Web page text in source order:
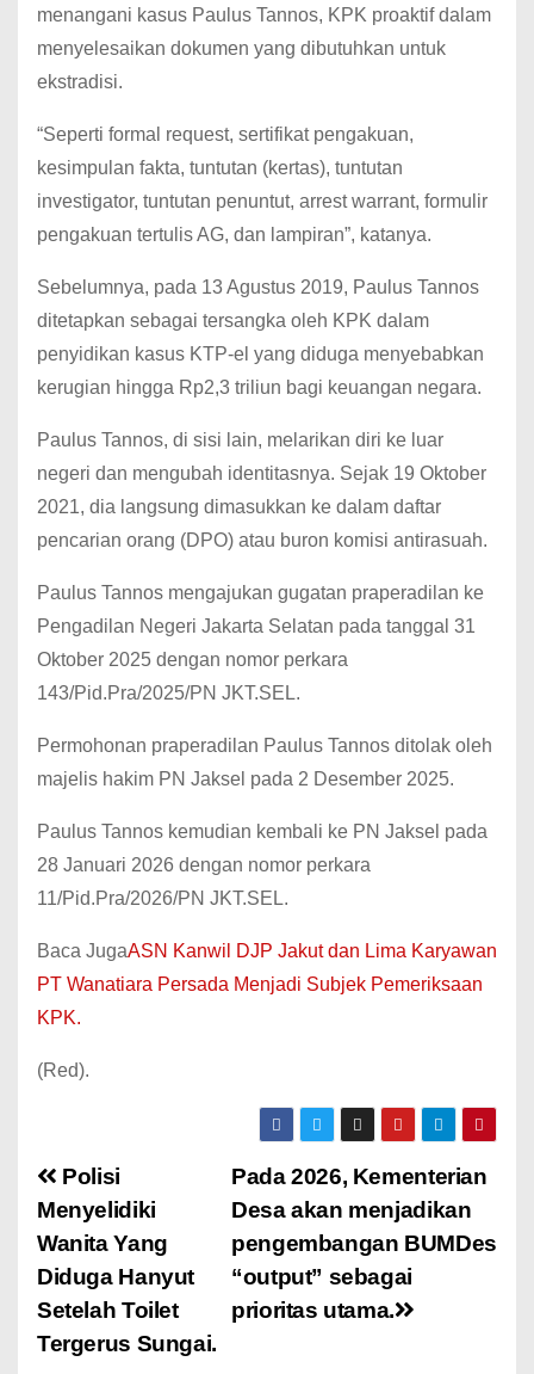
menangani kasus Paulus Tannos, KPK proaktif dalam
menyelesaikan dokumen yang dibutuhkan untuk
ekstradisi.
“Seperti formal request, sertifikat pengakuan,
kesimpulan fakta, tuntutan (kertas), tuntutan
investigator, tuntutan penuntut, arrest warrant, formulir
pengakuan tertulis AG, dan lampiran”, katanya.
Sebelumnya, pada 13 Agustus 2019, Paulus Tannos
ditetapkan sebagai tersangka oleh KPK dalam
penyidikan kasus KTP-el yang diduga menyebabkan
kerugian hingga Rp2,3 triliun bagi keuangan negara.
Paulus Tannos, di sisi lain, melarikan diri ke luar
negeri dan mengubah identitasnya. Sejak 19 Oktober
2021, dia langsung dimasukkan ke dalam daftar
pencarian orang (DPO) atau buron komisi antirasuah.
Paulus Tannos mengajukan gugatan praperadilan ke
Pengadilan Negeri Jakarta Selatan pada tanggal 31
Oktober 2025 dengan nomor perkara
143/Pid.Pra/2025/PN JKT.SEL.
Permohonan praperadilan Paulus Tannos ditolak oleh
majelis hakim PN Jaksel pada 2 Desember 2025.
Paulus Tannos kemudian kembali ke PN Jaksel pada
28 Januari 2026 dengan nomor perkara
11/Pid.Pra/2026/PN JKT.SEL.
Baca JugaASN Kanwil DJP Jakut dan Lima Karyawan
PT Wanatiara Persada Menjadi Subjek Pemeriksaan
KPK.
(Red).
Pada 2026, Kementerian
Desa akan menjadikan
pengembangan BUMDes
“output” sebagai
prioritas utama.
Polisi
Menyelidiki
Wanita Yang
Diduga Hanyut
Setelah Toilet
Tergerus Sungai.